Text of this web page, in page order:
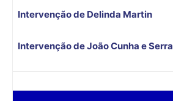
Intervenção de Delinda Martin
Intervenção de João Cunha e Serra